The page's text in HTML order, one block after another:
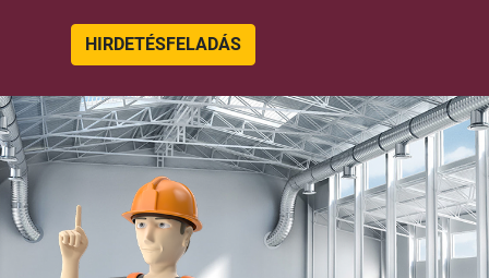
HIRDETÉSFELADÁS